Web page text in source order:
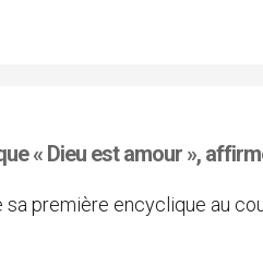
« Dieu est amour »,
première encyclique au